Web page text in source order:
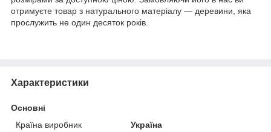
отримуєте товар з натурального матеріалу — деревини, яка
прослужить не один десяток років.
Характеристики
Основні
Країна виробник
Україна